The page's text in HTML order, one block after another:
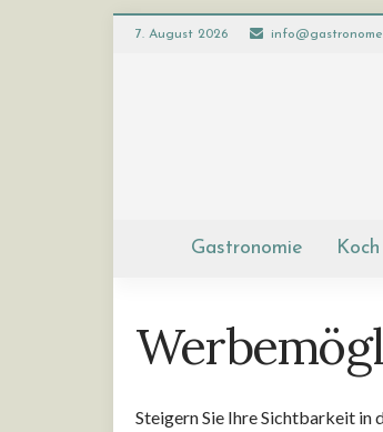
7. August 2026
Gastronomie
Steigern Sie Ihre Sichtbarkeit